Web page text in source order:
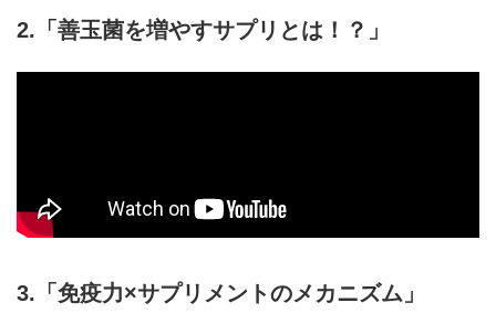
2.「善玉菌を増やすサプリとは！？」
3.「免疫力×サプリメントのメカニズム」